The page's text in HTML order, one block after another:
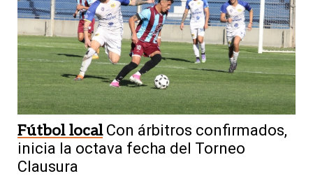
Fútbol local Con árbitros confirmados,
inicia la octava fecha del Torneo
Clausura